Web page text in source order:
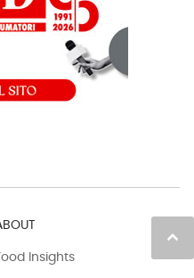
keyboard_arrow_up
Insights